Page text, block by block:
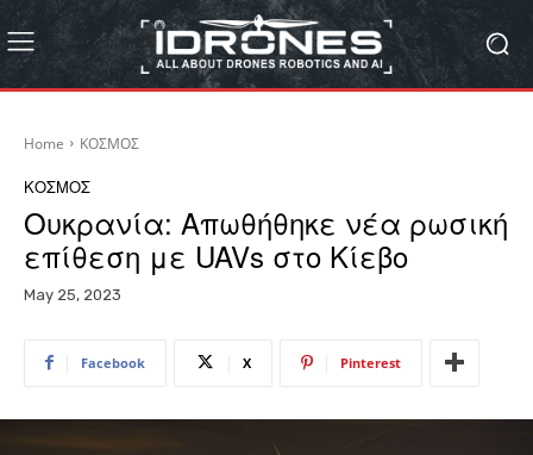
Home ΚΟΣΜΟΣ
ΚΟΣΜΟΣ
Ουκρανία: Απωθήθηκε νέα ρωσική
επίθεση με UAVs στο Κίεβο
May 25, 2023
Facebook X Pinterest